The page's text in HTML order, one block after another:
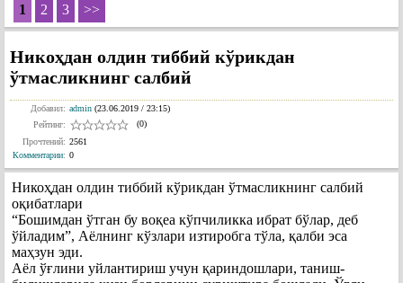
1 2 3 >>
Никоҳдан олдин тиббий кўрикдан
ўтмасликнинг салбий
Добавил: admin (23.06.2019 / 23:15)
Рейтинг:
(0)
Прочтений: 2561
Комментарии: 0
Никоҳдан олдин тиббий кўрикдан ўтмасликнинг салбий
оқибатлари
“Бошимдан ўтган бу воқеа кўпчиликка ибрат бўлар, деб
ўйладим”, Аёлнинг кўзлари изтиробга тўла, қалби эса
маҳзун эди.
Аёл ўғлини уйлантириш учун қариндошлари, таниш-